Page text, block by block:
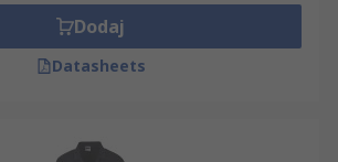
Dodaj
Datasheets